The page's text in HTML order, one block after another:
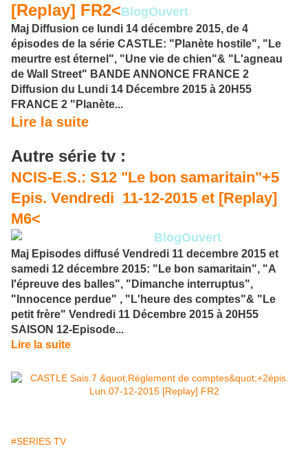
[Replay] FR2<BlogOuvert
Maj Diffusion ce lundi 14 décembre 2015, de 4
épisodes de la série CASTLE: "Planète hostile", "Le
meurtre est éternel", "Une vie de chien"& "L'agneau
de Wall Street" BANDE ANNONCE FRANCE 2
Diffusion du Lundi 14 Décembre 2015 à 20H55
FRANCE 2 "Planète...
Lire la suite
Autre série tv :
NCIS-E.S.: S12 "Le bon samaritain"+5
Epis. Vendredi 11-12-2015 et [Replay]
M6<
BlogOuvert
Maj Episodes diffusé Vendredi 11 decembre 2015 et
samedi 12 décembre 2015: "Le bon samaritain", "A
l'épreuve des balles", "Dimanche interruptus",
"Innocence perdue" , "L'heure des comptes"& "Le
petit frère" Vendredi 11 Décembre 2015 à 20H55
SAISON 12-Episode...
Lire la suite
#SERIES TV